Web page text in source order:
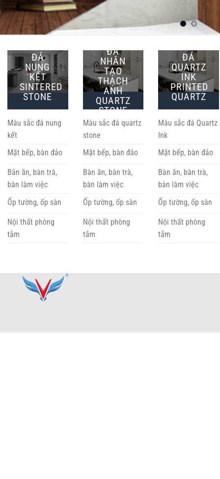
ĐÁ
NUNG
KẾT
SINTERED
STONE
Màu sắc đá nung
kết
Mặt bếp, bàn đảo
Bàn ăn, bàn trà,
bàn làm việc
Ốp tường, ốp sàn
Nội thất phòng
tắm
ĐÁ
NHÂN
TẠO
THẠCH
ANH
QUARTZ
STONE
Màu sắc đá quartz
stone
Mặt bếp, bàn đảo
Bàn ăn, bàn trà,
bàn làm việc
Ốp tường, ốp sàn
Nội thất phòng
tắm
ĐÁ
QUARTZ
INK
PRINTED
QUARTZ
Màu sắc đá Quartz
Ink
Mặt bếp, bàn đảo
Bàn ăn, bàn trà,
bàn làm việc
Ốp tường, ốp sàn
Nội thất phòng
tắm